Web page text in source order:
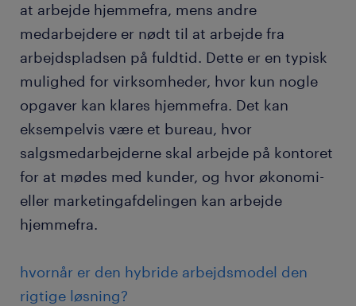
at arbejde hjemmefra, mens andre
medarbejdere er nødt til at arbejde fra
arbejdspladsen på fuldtid. Dette er en typisk
mulighed for virksomheder, hvor kun nogle
opgaver kan klares hjemmefra. Det kan
eksempelvis være et bureau, hvor
salgsmedarbejderne skal arbejde på kontoret
for at mødes med kunder, og hvor økonomi-
eller marketingafdelingen kan arbejde
hjemmefra.
hvornår er den hybride arbejdsmodel den
rigtige løsning?